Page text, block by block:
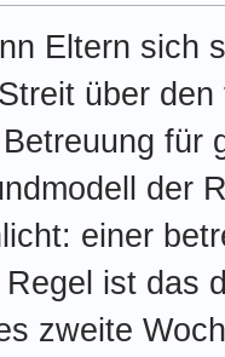
Eltern sich
über
für
der
einer
Regel ist das
zweite